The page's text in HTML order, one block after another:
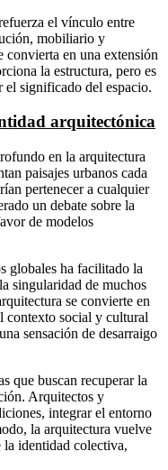
el vínculo entre
mobiliario y
convierta en una extensión
la estructura, pero es
significado del espacio.
arquitectónica
en la arquitectura
paisajes urbanos cada
pertenecer a cualquier
un debate sobre la
de modelos
globales ha facilitado la
singularidad de muchos
se convierte en
contexto social y cultural
sensación de desarraigo
que buscan recuperar la
Arquitectos y
integrar el entorno
la arquitectura vuelve
identidad colectiva,